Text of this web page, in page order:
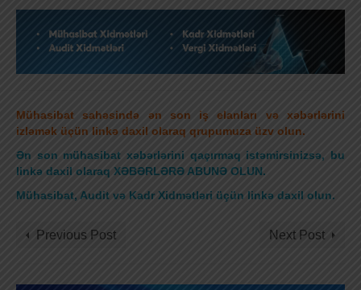
Mühasibat sahəsində ən son iş elanları və xəbərlərini
izləmək üçün linkə daxil olaraq qrupumuza üzv olun.
Ən son mühasibat xəbərlərini qaçırmaq istəmirsinizsə, bu
linkə daxil olaraq XƏBƏRLƏRƏ ABUNƏ OLUN.
Mühasibat, Audit və Kadr Xidmətləri üçün linkə daxil olun.
Previous Post Next Post